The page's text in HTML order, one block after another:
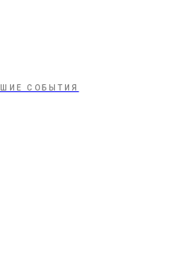
СОБЫТИЯ